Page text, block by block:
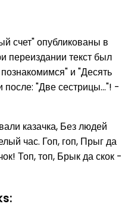
счет" опубликованы в
переиздании текст был
и "Десять
после: "Две сестрицы..."! -
казачка, Без людей
час. Гоп, гоп, Прыг да
Топ, топ, Брык да скок -